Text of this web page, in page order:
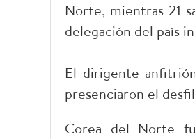
Norte, mientras 21
delegación del país
El dirigente
presenciaron el
Corea del Norte